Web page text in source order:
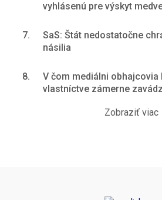
vyhlásenú pre výskyt
7.
SaS: Štát nedostatočne
násilia
8.
V čom mediálni obhajcovia
vlastníctve zámerne
Zobraziť viac